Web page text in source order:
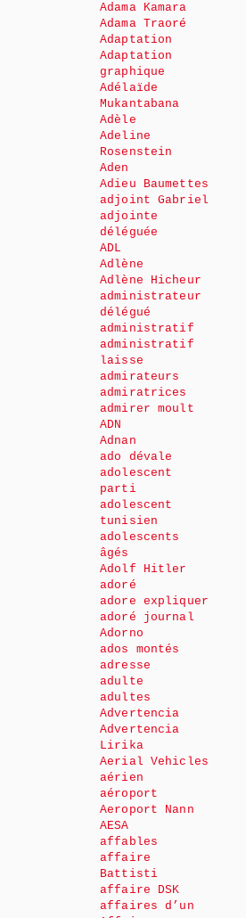
Adama Kamara
Adama Traoré
Adaptation
Adaptation
graphique
Adélaïde
Mukantabana
Adèle
Adeline
Rosenstein
Aden
Adieu Baumettes
adjoint Gabriel
adjointe
déléguée
ADL
Adlène
Adlène Hicheur
administrateur
délégué
administratif
administratif
laisse
admirateurs
admiratrices
admirer moult
ADN
Adnan
ado dévale
adolescent
parti
adolescent
tunisien
adolescents
âgés
Adolf Hitler
adoré
adore expliquer
adoré journal
Adorno
ados montés
adresse
adulte
adultes
Advertencia
Advertencia
Lirika
Aerial Vehicles
aérien
aéroport
Aeroport Nann
AESA
affables
affaire
Battisti
affaire DSK
affaires d’un